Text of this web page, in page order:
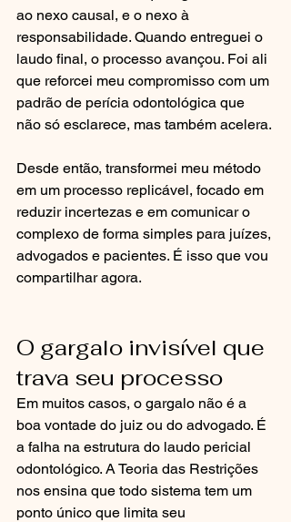
ao nexo causal, e o nexo à
responsabilidade. Quando entreguei o
laudo final, o processo avançou. Foi ali
que reforcei meu compromisso com um
padrão de perícia odontológica que
não só esclarece, mas também acelera.
Desde então, transformei meu método
em um processo replicável, focado em
reduzir incertezas e em comunicar o
complexo de forma simples para juízes,
advogados e pacientes. É isso que vou
compartilhar agora.
O gargalo invisível que
trava seu processo
Em muitos casos, o gargalo não é a
boa vontade do juiz ou do advogado. É
a falha na estrutura do laudo pericial
odontológico. A Teoria das Restrições
nos ensina que todo sistema tem um
ponto único que limita seu